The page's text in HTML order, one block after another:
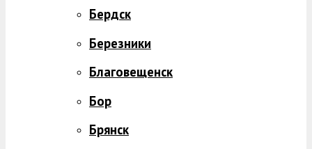
Бердск
Березники
Благовещенск
Бор
Брянск